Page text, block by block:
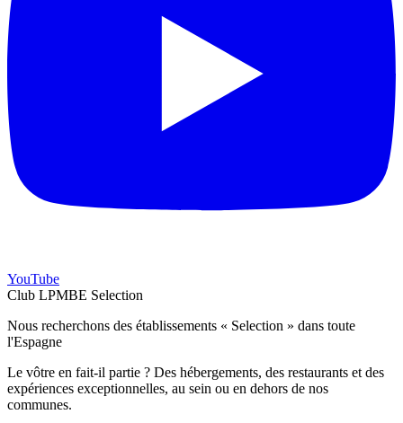
YouTube
Club LPMBE Selection
Nous recherchons des établissements « Selection » dans toute
l'Espagne
Le vôtre en fait-il partie ? Des hébergements, des restaurants et des
expériences exceptionnelles, au sein ou en dehors de nos
communes.